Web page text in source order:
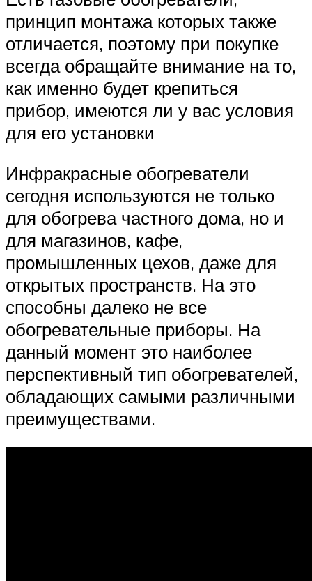
принцип монтажа которых также
отличается, поэтому при покупке
всегда обращайте внимание на то,
как именно будет крепиться
прибор, имеются ли у вас условия
для его установки
Инфракрасные обогреватели
сегодня используются не только
для обогрева частного дома, но и
для магазинов, кафе,
промышленных цехов, даже для
открытых пространств. На это
способны далеко не все
обогревательные приборы. На
данный момент это наиболее
перспективный тип обогревателей,
обладающих самыми различными
преимуществами.